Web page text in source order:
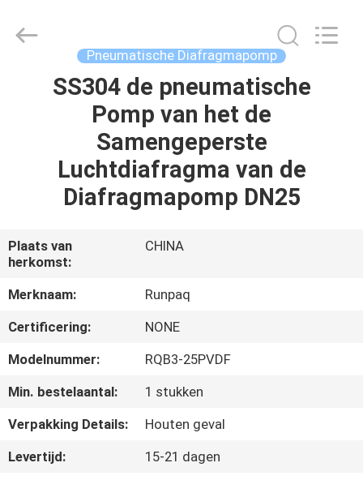
PRODUCTEN
ONGEVEER
FABRIEKSREIS
KWALITEITSCONTROLE
CONTACTEER
ONS
NIEUWS
Technology
Pneumatische Diafragmapomp
SS304 de pneumatische
Pomp van het de
Samengeperste
Luchtdiafragma van de
Diafragmapomp DN25
Plaats van
herkomst:
CHINA
Merknaam:
Runpaq
Certificering:
NONE
Modelnummer:
RQB3-25PVDF
Min. bestelaantal:
1 stukken
Verpakking Details:
Houten geval
Levertijd:
15-21 dagen